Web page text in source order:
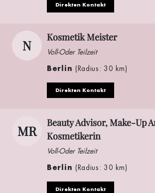
Direkten Kontakt
N
Kosmetik Meister
Voll-Oder Teilzeit
Berlin (Radius: 30 km)
Direkten Kontakt
MR
Beauty Advisor, Make-Up
Kosmetikerin
Voll-Oder Teilzeit
Berlin (Radius: 30 km)
Direkten Kontakt